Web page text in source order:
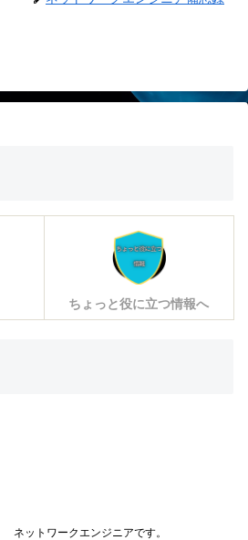
ちょっと役に立つ情報へ
ネットワークエンジニアです。